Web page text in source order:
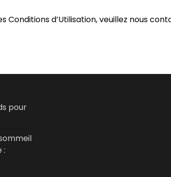
d’Utilisation, veuillez nous
pour
: